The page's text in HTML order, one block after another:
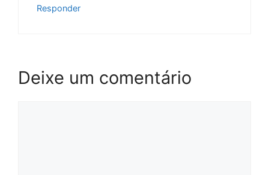
Responder
Deixe um comentário